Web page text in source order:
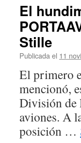
El
Stille
Publicada el 11
El primero
mencionó,
División de
aviones. A
posición …